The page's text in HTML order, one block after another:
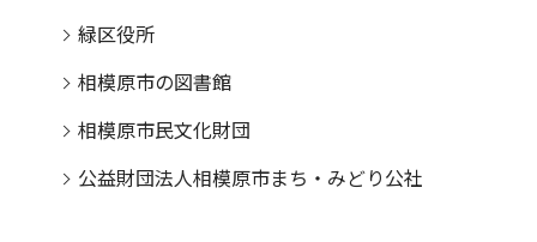
緑区役所
相模原市の図書館
相模原市民文化財団
公益財団法人相模原市まち・みどり公社